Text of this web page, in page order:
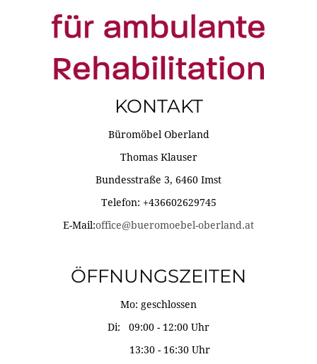
KONTAKT
Büromöbel Oberland
Thomas Klauser
Bundesstraße 3, 6460 Imst
Telefon: +436602629745
E-Mail:office@bueromoebel-oberland.at
ÖFFNUNGSZEITEN
Mo: geschlossen
Di: 09:00 - 12:00 Uhr
13:30 - 16:30 Uhr